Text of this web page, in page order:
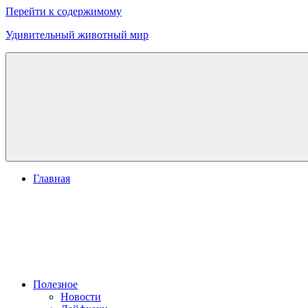
Перейти к содержимому
Удивительный животный мир
Главная
Полезное
Новости